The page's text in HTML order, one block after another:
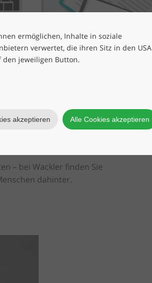
ermöglichen, Inhalte in soziale
verwertet, die ihren Sitz in den USA
den jeweiligen Button.
akzeptieren Alle Cookies akzeptieren
– bei Wackler finden Sie
dahinter.